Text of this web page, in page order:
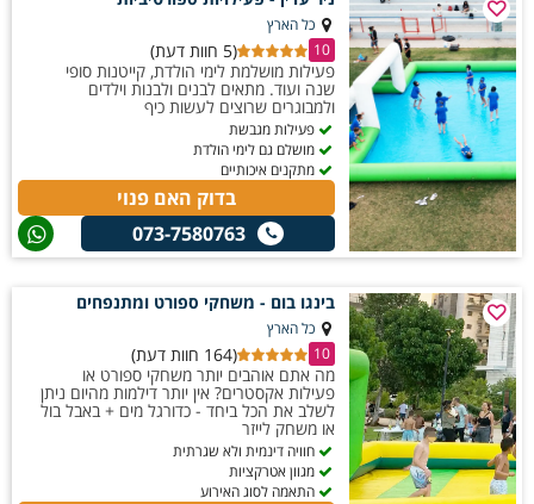
המגרש עצמו עשוי מחומר מיוחד שמתוכנן לעמוד בפני החלקה ובעיטות.
מערכת ממטירים מתקדמת מבטיחה שהמגרש יישאר רטוב לאורך כל המשחק
ויוצרת תנאי החלקה מושלמים. הכדור המשמש את השחקנים במשחק רך יותר
מכדור רגיל, מה שמפחית את הסיכון לפציעות ומאפשר למים לא להשפיע יותר
מדי על מהירות המשחק. כל שחקן מקבל ציוד בטיחות בסיסי ומוסבר לו על
הטכניקות הבטוחות לריצה ולהחלקה על המגרש הרטוב. הלמידה מהירה ורוב
האנשים מבינים את העקרונות תוך דקות ספורות ומתחילים ליהנות מיד.
החגיגה. כך נוצרת מסיבה דינמית, מגבשת ומלאת אדרנלין שהופכת כל יום
הולדת לחוויה יוצאת דופן.
כל הארץ
10
(5 חוות דעת)
פעילות מושלמת לימי הולדת, קייטנות סופי
שנה ועוד. מתאים לבנים ולבנות וילדים
ולמבוגרים שרוצים לעשות כיף
פעילות מגבשת
מושלם גם לימי הולדת
מתקנים איכותיים
בדוק האם פנוי
073-7580763
בינגו בום - משחקי ספורט ומתנפחים
כל הארץ
10
(164 חוות דעת)
מה אתם אוהבים יותר משחקי ספורט או
פעילות אקסטרים? אין יותר דילמות מהיום ניתן
לשלב את הכל ביחד - כדורגל מים + באבל בול
או משחק לייזר
חוויה דינמית ולא שגרתית
מגוון אטרקציות
התאמה לסוג האירוע